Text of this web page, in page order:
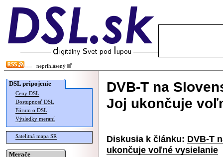
neprihlásený
DSL pripojenie
Ceny DSL
Dostupnosť DSL
Fórum o DSL
Výsledky meraní
Satelitná mapa SR
Merače
DVB-T na
Joj ukončuje
Diskusia k článku: DVB-T
ukončuje voľné vysielanie